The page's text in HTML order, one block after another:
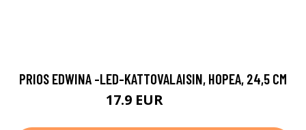
PRIOS EDWINA -LED-KATTOVALAISIN, HOPEA, 24,5 CM
17.9 EUR